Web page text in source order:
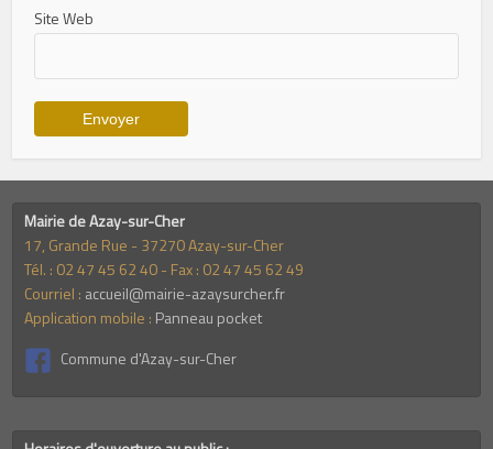
Site Web
Mairie de Azay-sur-Cher
17, Grande Rue - 37270 Azay-sur-Cher
Tél. : 02 47 45 62 40 - Fax : 02 47 45 62 49
Courriel : accueil@mairie-azaysurcher.fr
Application mobile : Panneau pocket
Commune d'Azay-sur-Cher